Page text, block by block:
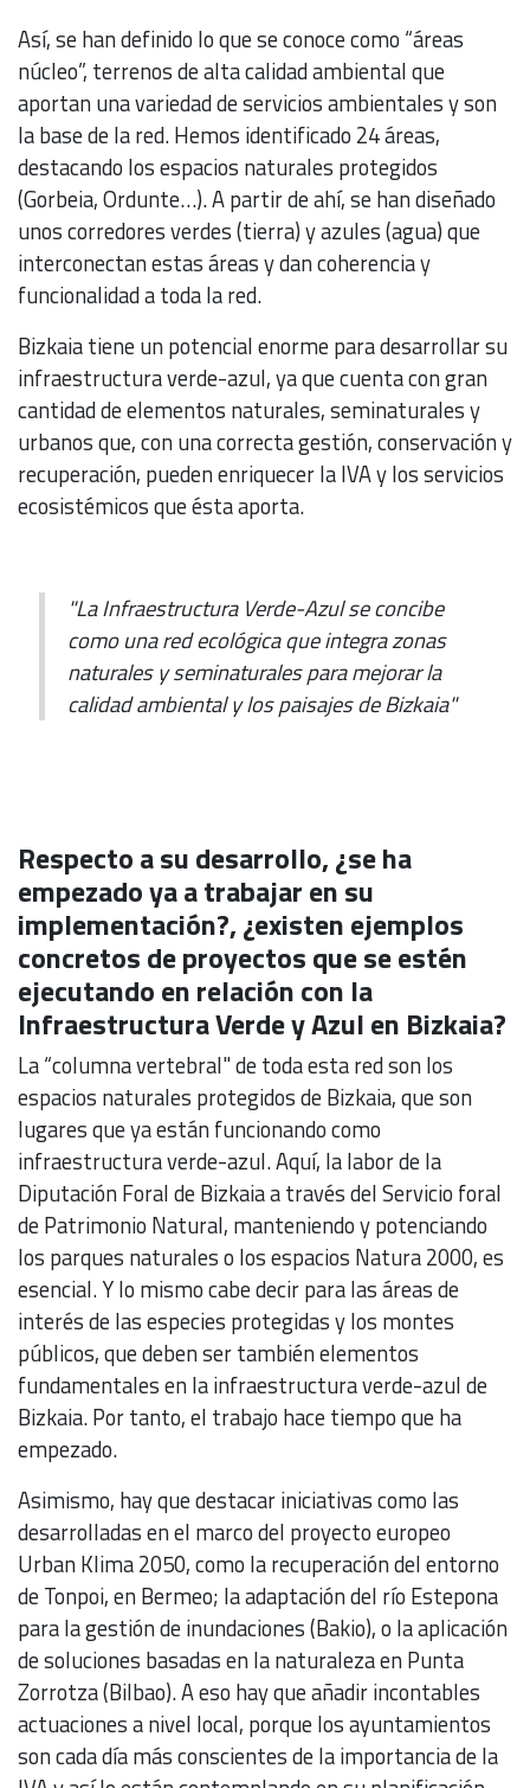
Así, se han definido lo que se conoce como “áreas
núcleo”, terrenos de alta calidad ambiental que
aportan una variedad de servicios ambientales y son
la base de la red. Hemos identificado 24 áreas,
destacando los espacios naturales protegidos
(Gorbeia, Ordunte…). A partir de ahí, se han diseñado
unos corredores verdes (tierra) y azules (agua) que
interconectan estas áreas y dan coherencia y
funcionalidad a toda la red.
Bizkaia tiene un potencial enorme para desarrollar su
infraestructura verde-azul, ya que cuenta con gran
cantidad de elementos naturales, seminaturales y
urbanos que, con una correcta gestión, conservación y
recuperación, pueden enriquecer la IVA y los servicios
ecosistémicos que ésta aporta.
"La Infraestructura Verde-Azul se concibe
como una red ecológica que integra zonas
naturales y seminaturales para mejorar la
calidad ambiental y los paisajes de Bizkaia"
Respecto a su desarrollo, ¿se ha
empezado ya a trabajar en su
implementación?, ¿existen ejemplos
concretos de proyectos que se estén
ejecutando en relación con la
Infraestructura Verde y Azul en Bizkaia?
La “columna vertebral" de toda esta red son los
espacios naturales protegidos de Bizkaia, que son
lugares que ya están funcionando como
infraestructura verde-azul. Aquí, la labor de la
Diputación Foral de Bizkaia a través del Servicio foral
de Patrimonio Natural, manteniendo y potenciando
los parques naturales o los espacios Natura 2000, es
esencial. Y lo mismo cabe decir para las áreas de
interés de las especies protegidas y los montes
públicos, que deben ser también elementos
fundamentales en la infraestructura verde-azul de
Bizkaia. Por tanto, el trabajo hace tiempo que ha
empezado.
Asimismo, hay que destacar iniciativas como las
desarrolladas en el marco del proyecto europeo
Urban Klima 2050, como la recuperación del entorno
de Tonpoi, en Bermeo; la adaptación del río Estepona
para la gestión de inundaciones (Bakio), o la aplicación
de soluciones basadas en la naturaleza en Punta
Zorrotza (Bilbao). A eso hay que añadir incontables
actuaciones a nivel local, porque los ayuntamientos
son cada día más conscientes de la importancia de la